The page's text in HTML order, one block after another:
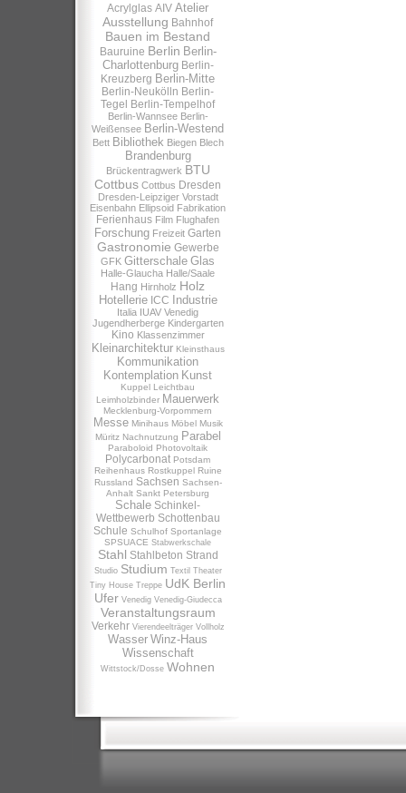
Acrylglas AIV Atelier
Ausstellung Bahnhof
Bauen im Bestand
Bauruine Berlin Berlin-
Charlottenburg Berlin-
Kreuzberg Berlin-Mitte
Berlin-Neukölln Berlin-
Tegel
Berlin-Tempelhof
Berlin-Wannsee Berlin-
Weißensee Berlin-Westend
Bett Bibliothek Biegen Blech
Brandenburg
Brückentragwerk BTU
Cottbus Cottbus Dresden
Dresden-Leipziger Vorstadt
Eisenbahn Ellipsoid Fabrikation
Ferienhaus Film Flughafen
Forschung Freizeit Garten
Gastronomie Gewerbe
GFK Gitterschale Glas
Halle-Glaucha Halle/Saale
Hang Hirnholz Holz
Hotellerie ICC Industrie
Italia IUAV Venedig
Jugendherberge Kindergarten
Kino Klassenzimmer
Kleinarchitektur Kleinsthaus
Kommunikation
Kontemplation Kunst
Kuppel Leichtbau
Leimholzbinder Mauerwerk
Mecklenburg-Vorpommern
Messe Minihaus Möbel Musik
Müritz Nachnutzung Parabel
Paraboloid Photovoltaik
Polycarbonat Potsdam
Reihenhaus Rostkuppel Ruine
Russland Sachsen Sachsen-
Anhalt Sankt Petersburg
Schale Schinkel-
Wettbewerb Schottenbau
Schule Schulhof Sportanlage
SPSUACE Stabwerkschale
Stahl Stahlbeton Strand
Studio Studium Textil Theater
Tiny House Treppe UdK Berlin
Ufer Venedig Venedig-Giudecca
Veranstaltungsraum
Verkehr Vierendeelträger Vollholz
Wasser Winz-Haus
Wissenschaft
Wittstock/Dosse Wohnen